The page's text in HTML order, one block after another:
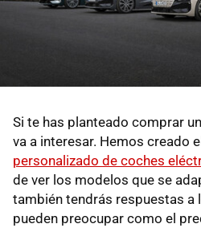
Si te has planteado comprar
va a interesar. Hemos creado el
personalizado de coches
de ver los modelos que se
también tendrás respuestas a
pueden preocupar como el